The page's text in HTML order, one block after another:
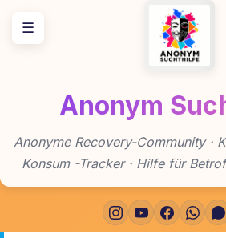
Inhalt
springen
Anonym
Anonyme Recovery-Community ·
Konsum -Tracker · Hilfe für
☰